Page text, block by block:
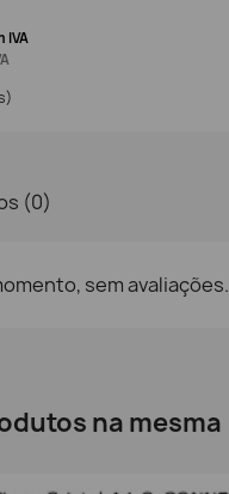
IVA
(0)
sem avaliações.
na mesma